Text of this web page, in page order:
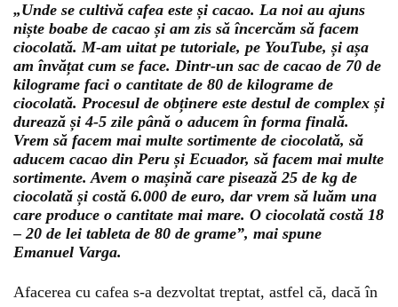
„Unde se cultivă cafea este și cacao. La noi au ajuns
niște boabe de cacao și am zis să încercăm să facem
ciocolată. M-am uitat pe tutoriale, pe YouTube, și așa
am învățat cum se face. Dintr-un sac de cacao de 70 de
kilograme faci o cantitate de 80 de kilograme de
ciocolată. Procesul de obținere este destul de complex și
durează și 4-5 zile până o aducem în forma finală.
Vrem să facem mai multe sortimente de ciocolată, să
aducem cacao din Peru și Ecuador, să facem mai multe
sortimente. Avem o mașină care pisează 25 de kg de
ciocolată și costă 6.000 de euro, dar vrem să luăm una
care produce o cantitate mai mare. O ciocolată costă 18
– 20 de lei tableta de 80 de grame”, mai spune
Emanuel Varga.
Afacerea cu cafea s-a dezvoltat treptat, astfel că, dacă în